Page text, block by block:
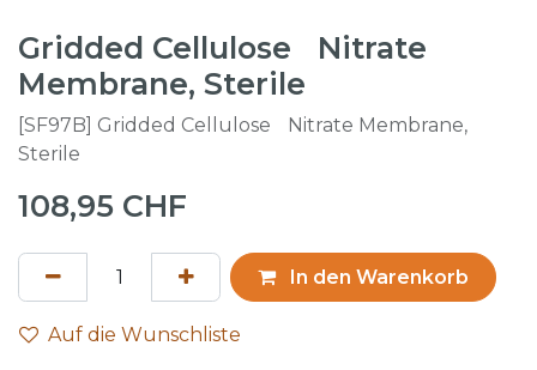
Gridded Cellulose Nitrate
Membrane, Sterile
[SF97B] Gridded Cellulose Nitrate Membrane,
Sterile
108,95 CHF
In den Warenkorb
Auf die Wunschliste